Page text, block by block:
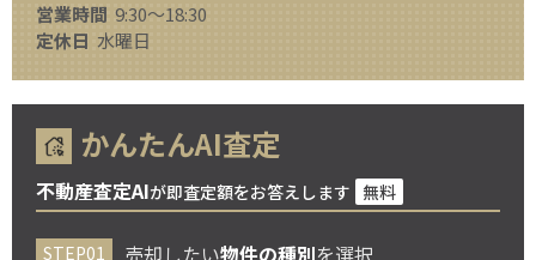
営業時間 9:30～18:30
定休日 水曜日
かんたんAI査定
不動産査定AIが即査定額をお答えします 無料
売却したい物件の種別を選択